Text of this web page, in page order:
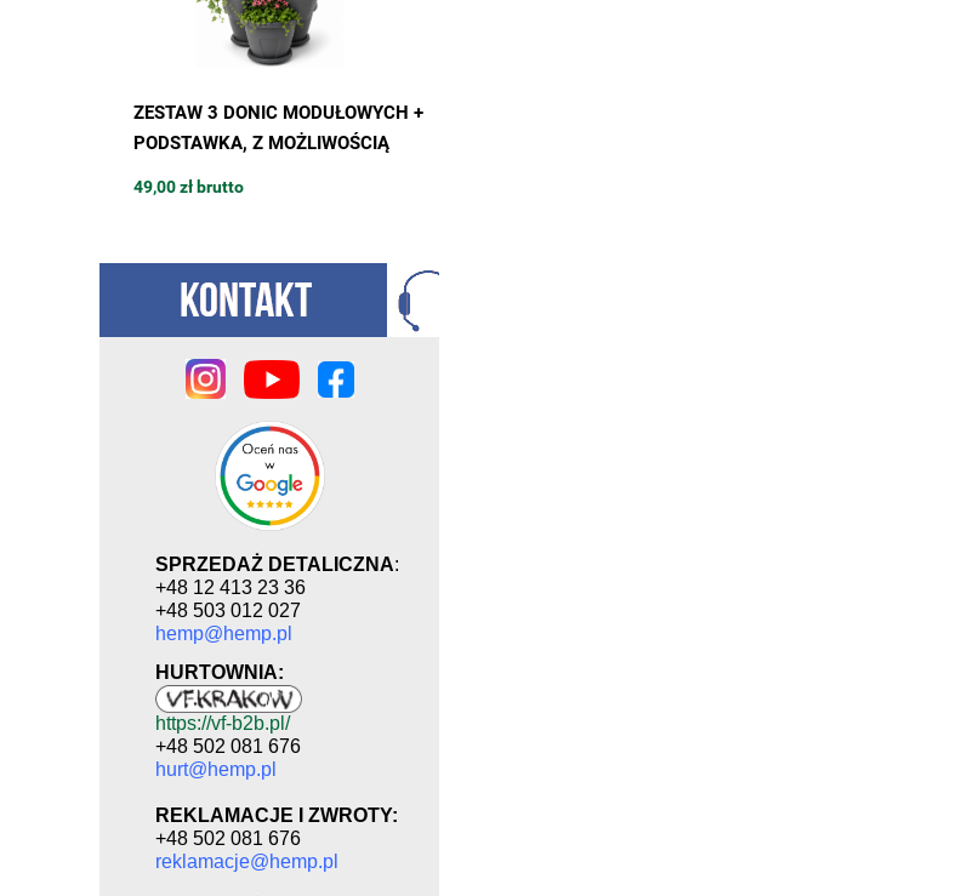
ZESTAW 3 DONIC MODUŁOWYCH +
PODSTAWKA, Z MOŻLIWOŚCIĄ
49,00 zł brutto
SPRZEDAŻ DETALICZNA:
+48 12 413 23 36
+48 503 012 027
hemp@hemp.pl
HURTOWNIA:
https://vf-b2b.pl/
+48 502 081 676
hurt@hemp.pl
REKLAMACJE I ZWROTY:
+48 502 081 676
reklamacje@hemp.pl